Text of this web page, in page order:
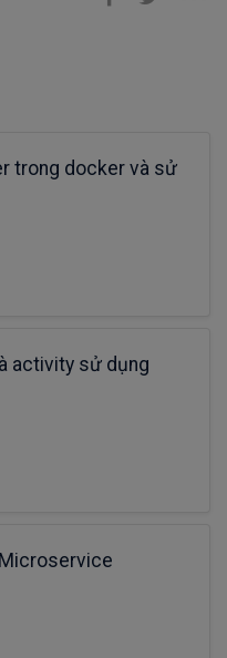
trong docker và sử
activity sử dụng